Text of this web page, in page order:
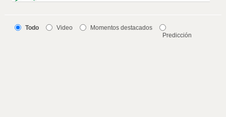
Todo Video
Momentos destacados
Predicción